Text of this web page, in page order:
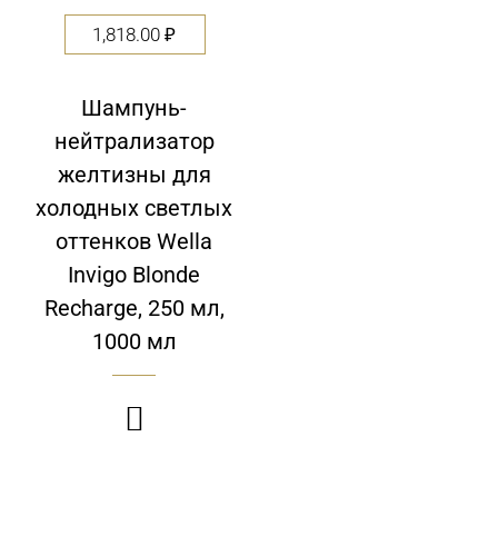
1,818.00₽
Шампунь-
нейтрализатор
желтизны для
холодных светлых
оттенков Wella
Invigo Blonde
Recharge, 250 мл,
1000 мл
